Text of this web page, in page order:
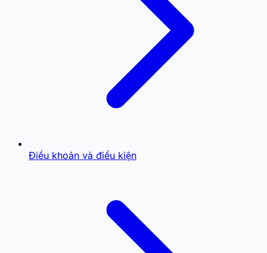
Điều khoản và điều kiện